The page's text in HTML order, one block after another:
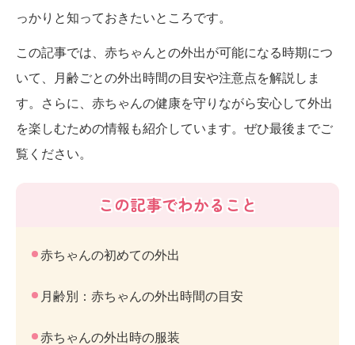
っかりと知っておきたいところです。
この記事では、赤ちゃんとの外出が可能になる時期につ
いて、月齢ごとの外出時間の目安や注意点を解説しま
す。さらに、赤ちゃんの健康を守りながら安心して外出
を楽しむための情報も紹介しています。ぜひ最後までご
覧ください。
この記事でわかること
赤ちゃんの初めての外出
月齢別：赤ちゃんの外出時間の目安
赤ちゃんの外出時の服装